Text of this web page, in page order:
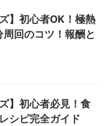
】初心者OK！極熱
回のコツ！報酬と
】初心者必見！食
シピ完全ガイド